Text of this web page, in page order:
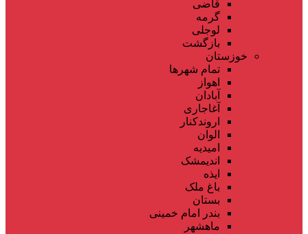
قاضی
گرمه
لوجلی
بازگشت
خوزستان
تمام شهر‌ها
اهواز
آبادان
آغاجاری
اروندکنار
الوان
امیدیه
اندیمشک
ایذه
باغ ملک
بستان
بندر امام خمینی
ماهشهر